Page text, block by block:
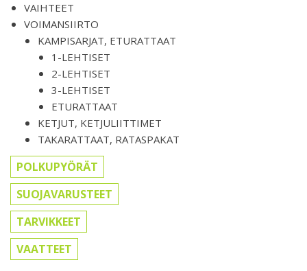
VAIHTEET
VOIMANSIIRTO
KAMPISARJAT, ETURATTAAT
1-LEHTISET
2-LEHTISET
3-LEHTISET
ETURATTAAT
KETJUT, KETJULIITTIMET
TAKARATTAAT, RATASPAKAT
POLKUPYÖRÄT
SUOJAVARUSTEET
TARVIKKEET
VAATTEET